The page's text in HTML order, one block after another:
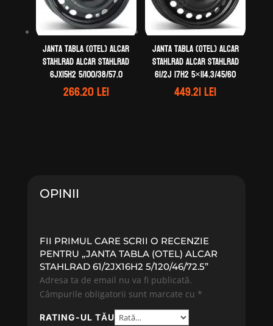
Janta tabla (otel) ALCAR
STAHLRAD ALCAR STAHLRAD
6Jx15H2 5/100/38/57.0
266.20lei
Janta tabla (otel) ALCAR
STAHLRAD ALCAR STAHLRAD
61/2J 17H2 5×114.3/45/60
449.21lei
OPINII
FII PRIMUL CARE SCRII O RECENZIE
PENTRU „JANTA TABLA (OTEL) ALCAR
STAHLRAD 61/2JX16H2 5/120/46/72.5”
Adresa ta de email nu va fi publicată.
Câmpurile obligatorii sunt marcate cu *
RATING-UL TĂU